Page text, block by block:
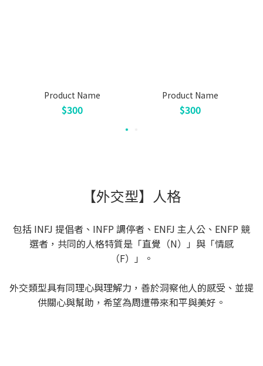
Product Name
$300
Product Name
$300
【外交型】人格
包括 INFJ 提倡者、INFP 調停者、ENFJ 主人公、ENFP 競
選者，共同的人格特質是「直覺（N）」與「情感
（F）」。
外交類型具有同理心與理解力，善於洞察他人的感受、並提
供關心與幫助，希望為周遭帶來和平與美好。